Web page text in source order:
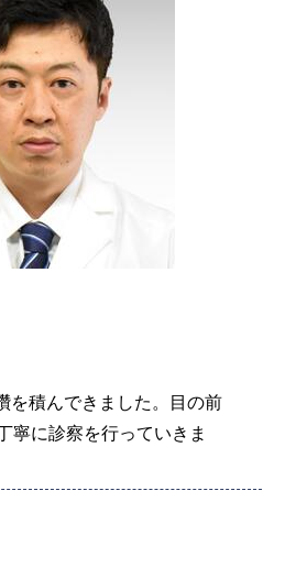
を積んできました。目の前
寧に診察を行っていきま